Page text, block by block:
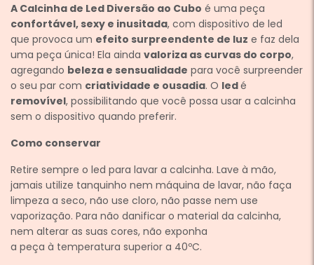
A Calcinha de Led Diversão ao Cubo é uma peça
confortável, sexy e inusitada, com dispositivo de led
que provoca um efeito surpreendente de luz e faz dela
uma peça única! Ela ainda valoriza as curvas do corpo,
agregando beleza e sensualidade para você surpreender
o seu par com criatividade e ousadia. O ledé
removível, possibilitando que você possa usar a calcinha
sem o dispositivo quando preferir.
Como conservar
Retire sempre o led para lavar a calcinha. Lave à mão,
jamais utilize tanquinho nem máquina de lavar, não faça
limpeza a seco, não use cloro, não passe nem use
vaporização. Para não danificar o material da calcinha,
nem alterar as suas cores, não exponha
a peça à temperatura superior a 40ºC.